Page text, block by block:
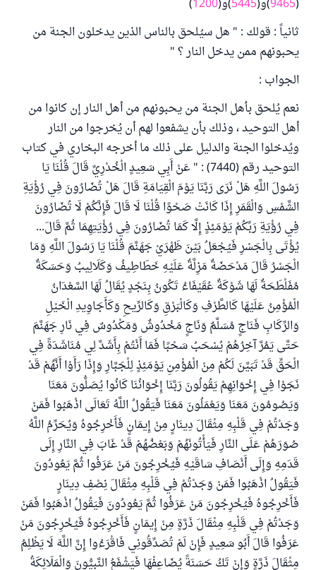
(
9465)و(5445)و(1200
)
ثانياً : قولك : " هل سيُلحق بالناس الذين يدخلون الجنة من
يحبونهم ممن يدخل النار ؟ "
الجواب :
نعم يُلحق بأهل الجنة من يحبونهم من أهل النار إن كانوا من
أهل التوحيد ، وذلك بأن يشفعوا لهم أن يُخرجوا من النار
ويُدخلوا الجنة والدليل على ذلك ما أخرجه البخاري في كتاب
التوحيد رقم (7440) : " عَنْ أَبِي سَعِيدٍ الْخُدْرِيِّ قَالَ قُلْنَا يَا
رَسُولَ اللَّهِ هَلْ نَرَى رَبَّنَا يَوْمَ الْقِيَامَةِ قَالَ هَلْ تُضَارُونَ فِي رُؤْيَةِ
الشَّمْسِ وَالْقَمَرِ إِذَا كَانَتْ صَحْوًا قُلْنَا لَا قَالَ فَإِنَّكُمْ لَا تُضَارُونَ
فِي رُؤْيَةِ رَبِّكُمْ يَوْمَئِذٍ إِلَّا كَمَا تُضَارُونَ فِي رُؤْيَتِهِمَا ثُمَّ قَالَ...
يُؤْتَى بِالْجَسْرِ فَيُجْعَلُ بَيْنَ ظَهْرَيْ جَهَنَّمَ قُلْنَا يَا رَسُولَ اللَّهِ وَمَا
الْجَسْرُ قَالَ مَدْحَضَةٌ مَزِلَّةٌ عَلَيْهِ خَطَاطِيفُ وَكَلَالِيبُ وَحَسَكَةٌ
مُفَلْطَحَةٌ لَهَا شَوْكَةٌ عُقَيْفَاءُ تَكُونُ بِنَجْدٍ يُقَالُ لَهَا السَّعْدَانُ
الْمُؤْمِنُ عَلَيْهَا كَالطَّرْفِ وَكَالْبَرْقِ وَكَالرِّيحِ وَكَأَجَاوِيدِ الْخَيْلِ
وَالرِّكَابِ فَنَاجٍ مُسَلَّمٌ وَنَاجٍ مَخْدُوشٌ وَمَكْدُوسٌ فِي نَارِ جَهَنَّمَ
حَتَّى يَمُرَّ آخِرُهُمْ يُسْحَبُ سَحْبًا فَمَا أَنْتُمْ بِأَشَدَّ لِي مُنَاشَدَةً فِي
الْحَقِّ قَدْ تَبَيَّنَ لَكُمْ مِنْ الْمُؤْمِنِ يَوْمَئِذٍ لِلْجَبَّارِ وَإِذَا رَأَوْا أَنَّهُمْ قَدْ
نَجَوْا فِي إِخْوَانِهِمْ يَقُولُونَ رَبَّنَا إِخْوَانُنَا كَانُوا يُصَلُّونَ مَعَنَا
وَيَصُومُونَ مَعَنَا وَيَعْمَلُونَ مَعَنَا فَيَقُولُ اللَّهُ تَعَالَى اذْهَبُوا فَمَنْ
وَجَدْتُمْ فِي قَلْبِهِ مِثْقَالَ دِينَارٍ مِنْ إِيمَانٍ فَأَخْرِجُوهُ وَيُحَرِّمُ اللَّهُ
صُوَرَهُمْ عَلَى النَّارِ فَيَأْتُونَهُمْ وَبَعْضُهُمْ قَدْ غَابَ فِي النَّارِ إِلَى
قَدَمِهِ وَإِلَى أَنْصَافِ سَاقَيْهِ فَيُخْرِجُونَ مَنْ عَرَفُوا ثُمَّ يَعُودُونَ
فَيَقُولُ اذْهَبُوا فَمَنْ وَجَدْتُمْ فِي قَلْبِهِ مِثْقَالَ نِصْفِ دِينَارٍ
فَأَخْرِجُوهُ فَيُخْرِجُونَ مَنْ عَرَفُوا ثُمَّ يَعُودُونَ فَيَقُولُ اذْهَبُوا فَمَنْ
وَجَدْتُمْ فِي قَلْبِهِ مِثْقَالَ ذَرَّةٍ مِنْ إِيمَانٍ فَأَخْرِجُوهُ فَيُخْرِجُونَ مَنْ
عَرَفُوا قَالَ أَبُو سَعِيدٍ فَإِنْ لَمْ تُصَدِّقُونِي فَاقْرَءُوا إِنَّ اللَّهَ لَا يَظْلِمُ
مِثْقَالَ ذَرَّةٍ وَإِنْ تَكُ حَسَنَةً يُضَاعِفْهَا فَيَشْفَعُ النَّبِيُّونَ وَالْمَلَائِكَةُ